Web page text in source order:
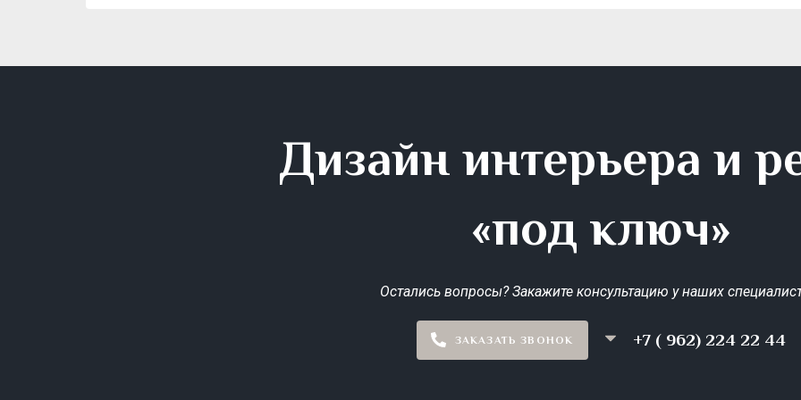
Дизайн интерьера и
«под ключ»
Остались вопросы? Закажите консультацию у наших
ЗАКАЗАТЬ ЗВОНОК +7 ( 962) 224 22 44